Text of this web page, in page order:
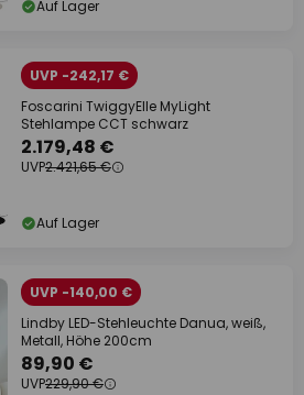
Auf Lager
UVP -242,17 €
Foscarini TwiggyElle MyLight
Stehlampe CCT schwarz
2.179,48 €
UVP2.421,65 €
Auf Lager
UVP -140,00 €
Lindby LED-Stehleuchte Danua, weiß,
Metall, Höhe 200cm
89,90 €
UVP229,90 €